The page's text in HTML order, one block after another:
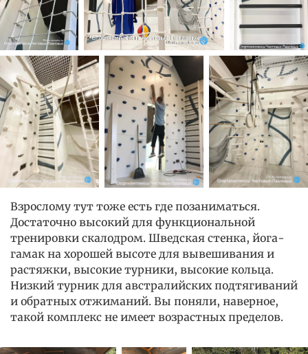
Взрослому тут тоже есть где позаниматься.
Достаточно высокий для функциональной
тренировки скалодром. Шведская стенка, йога-
гамак на хорошей высоте для вывешивания и
растяжки, высокие турники, высокие кольца.
Низкий турник для австралийских подтягиваний
и обратных отжиманий. Вы поняли, наверное,
такой комплекс не имеет возрастных пределов.